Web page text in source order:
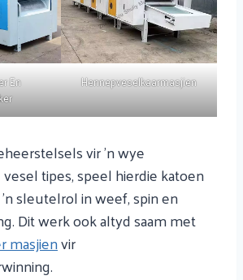
En
Hennepveselkaarmasjien
vir 'n wye
tipes, speel hierdie katoen
sleutelrol in weef, spin en
Dit werk ook altyd saam met
masjienvir